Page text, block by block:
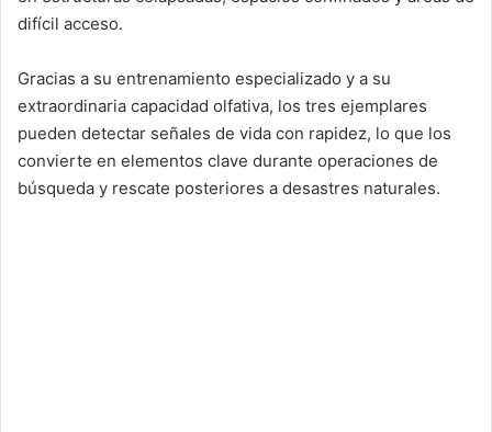
difícil acceso.
Gracias a su entrenamiento especializado y a su
extraordinaria capacidad olfativa, los tres ejemplares
pueden detectar señales de vida con rapidez, lo que los
convierte en elementos clave durante operaciones de
búsqueda y rescate posteriores a desastres naturales.